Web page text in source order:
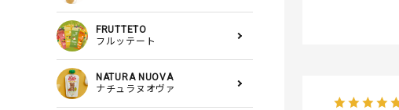
FRUTTETO
フルッテート
NATURA NUOVA
ナチュラヌオヴァ